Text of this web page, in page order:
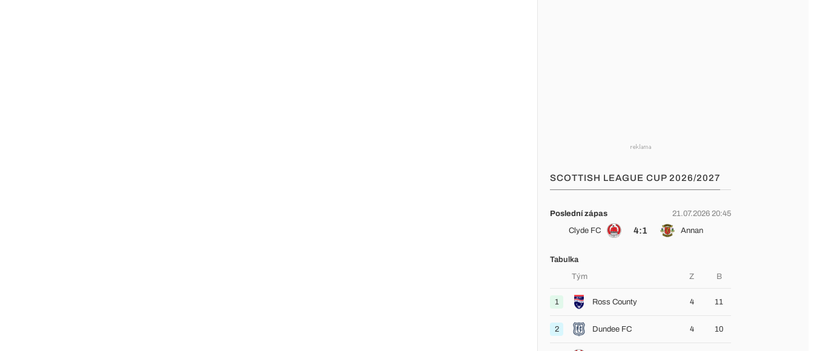
SCOTTISH LEAGUE CUP 2026/2027
Poslední zápas
21.07.2026 20:45
Clyde FC
4:1 Annan
Tabulka
Tým
Z B
1 Ross County 4 11
2 Dundee FC 4 10